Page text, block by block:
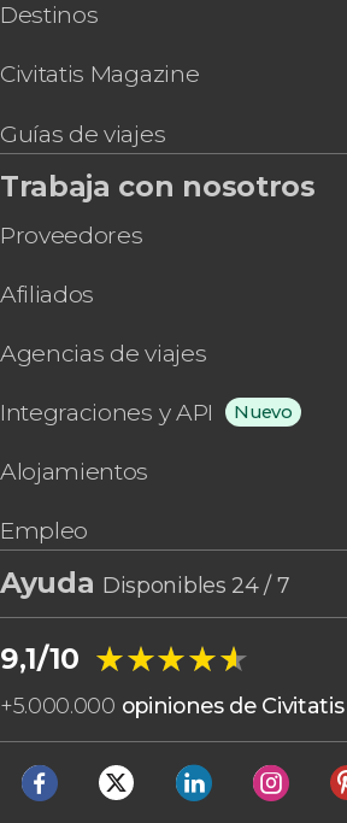
Destinos
Civitatis Magazine
Guías de viajes
Trabaja con nosotros
Proveedores
Afiliados
Agencias de viajes
Integraciones y API Nuevo
Alojamientos
Empleo
Ayuda Disponibles 24 / 7
9,1/10 ★★★★★
★★★★★
+5.000.000 opiniones de Civitatis